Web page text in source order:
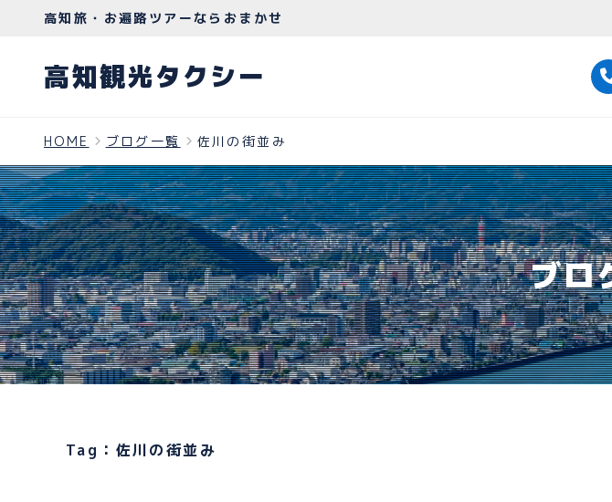
高知観光タクシ
高知旅・お遍路ツアーならおまかせ
高知観光タクシー
HOME ブログ一覧 佐川の街並み
ブロ
Tag：佐川の街並み